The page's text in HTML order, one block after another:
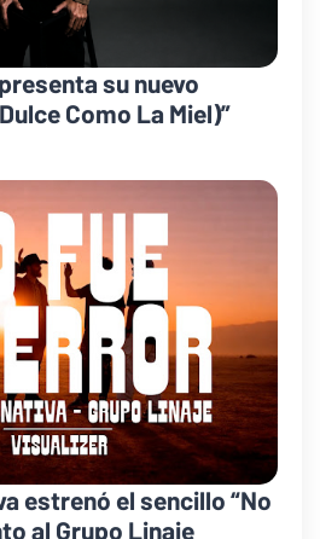
su nuevo
Como La Miel)”
estrenó el sencillo “No
al Grupo Linaje